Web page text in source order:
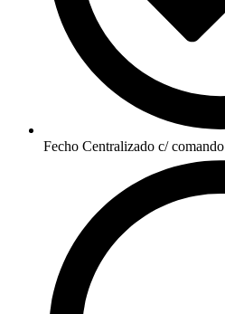
Fecho Centralizado c/ comando